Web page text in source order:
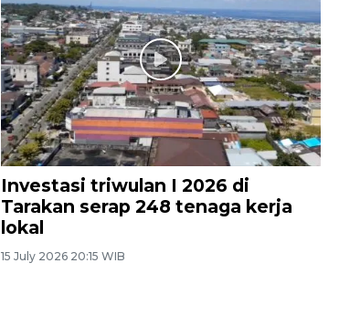
Investasi triwulan I 2026 di
Tarakan serap 248 tenaga kerja
lokal
15 July 2026 20:15 WIB
32 balpres pakaian bekas